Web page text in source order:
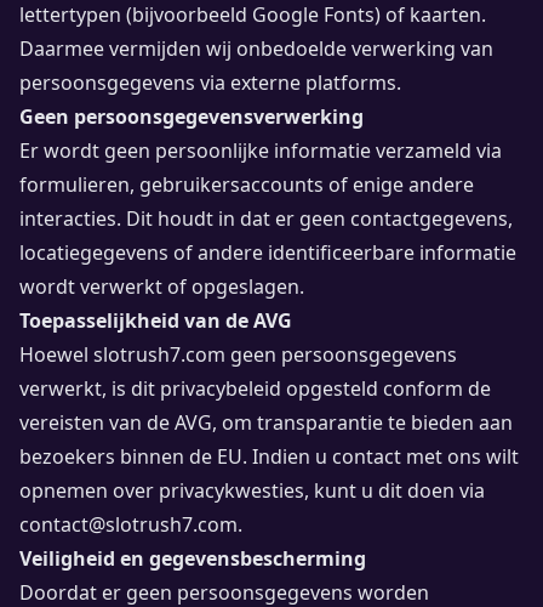
lettertypen (bijvoorbeeld Google Fonts) of kaarten.
Daarmee vermijden wij onbedoelde verwerking van
persoonsgegevens via externe platforms.
Geen persoonsgegevensverwerking
Er wordt geen persoonlijke informatie verzameld via
formulieren, gebruikersaccounts of enige andere
interacties. Dit houdt in dat er geen contactgegevens,
locatiegegevens of andere identificeerbare informatie
wordt verwerkt of opgeslagen.
Toepasselijkheid van de AVG
Hoewel slotrush7.com geen persoonsgegevens
verwerkt, is dit privacybeleid opgesteld conform de
vereisten van de AVG, om transparantie te bieden aan
bezoekers binnen de EU. Indien u contact met ons wilt
opnemen over privacykwesties, kunt u dit doen via
contact@slotrush7.com.
Veiligheid en gegevensbescherming
Doordat er geen persoonsgegevens worden